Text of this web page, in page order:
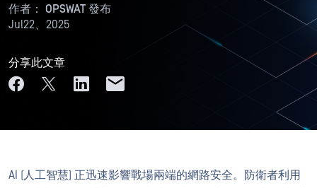
作者： OPSWAT 發布
Jul22、2025
分享此文章
AI (人工智慧) 正迅速影響戰場兩端的網路安全。防衛者利用